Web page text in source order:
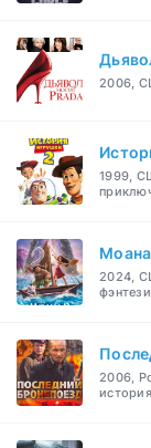
2006,
1999,
2024,
2006,
история